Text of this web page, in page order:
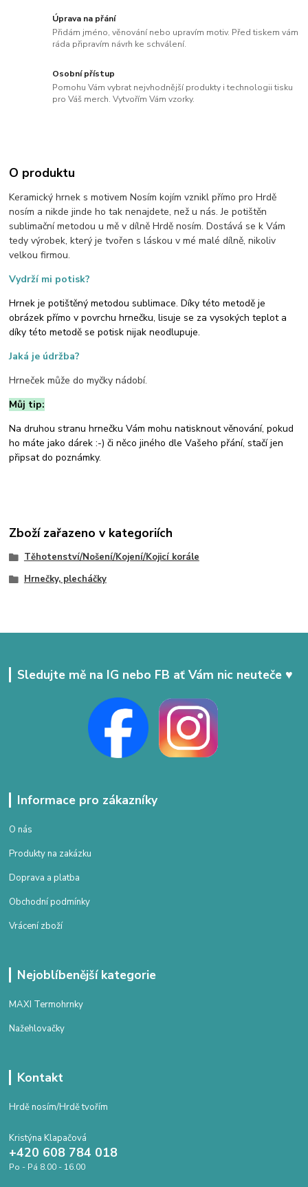
Úprava na přání
Přidám jméno, věnování nebo upravím motiv. Před tiskem vám
ráda připravím návrh ke schválení.
Osobní přístup
Pomohu Vám vybrat nejvhodnější produkty i technologii tisku
pro Váš merch. Vytvořím Vám vzorky.
O produktu
Keramický hrnek s motivem Nosím kojím vznikl přímo pro Hrdě
nosím a nikde jinde ho tak nenajdete, než u nás. Je potištěn
sublimační metodou u mě v dílně Hrdě nosím. Dostává se k Vám
tedy výrobek, který je tvořen s láskou v mé malé dílně, nikoliv
velkou firmou.
Vydrží mi potisk?
Hrnek je potištěný metodou sublimace. Díky této metodě je
obrázek přímo v povrchu hrnečku, lisuje se za vysokých teplot a
díky této metodě se potisk nijak neodlupuje.
Jaká je údržba?
Hrneček může do myčky nádobí.
Můj tip:
Na druhou stranu hrnečku Vám mohu natisknout věnování, pokud
ho máte jako dárek :-) či něco jiného dle Vašeho přání, stačí jen
připsat do poznámky.
Zboží zařazeno v kategoriích
Těhotenství/Nošení/Kojení/Kojicí korále
Hrnečky, plecháčky
Sledujte mě na IG nebo FB ať Vám nic neuteče ♥
Informace pro zákazníky
O nás
Produkty na zakázku
Doprava a platba
Obchodní podmínky
Vrácení zboží
Nejoblíbenější kategorie
MAXI Termohrnky
Nažehlovačky
Kontakt
Hrdě nosím/Hrdě tvořím
Kristýna Klapačová
+420 608 784 018
Po - Pá 8.00 - 16.00